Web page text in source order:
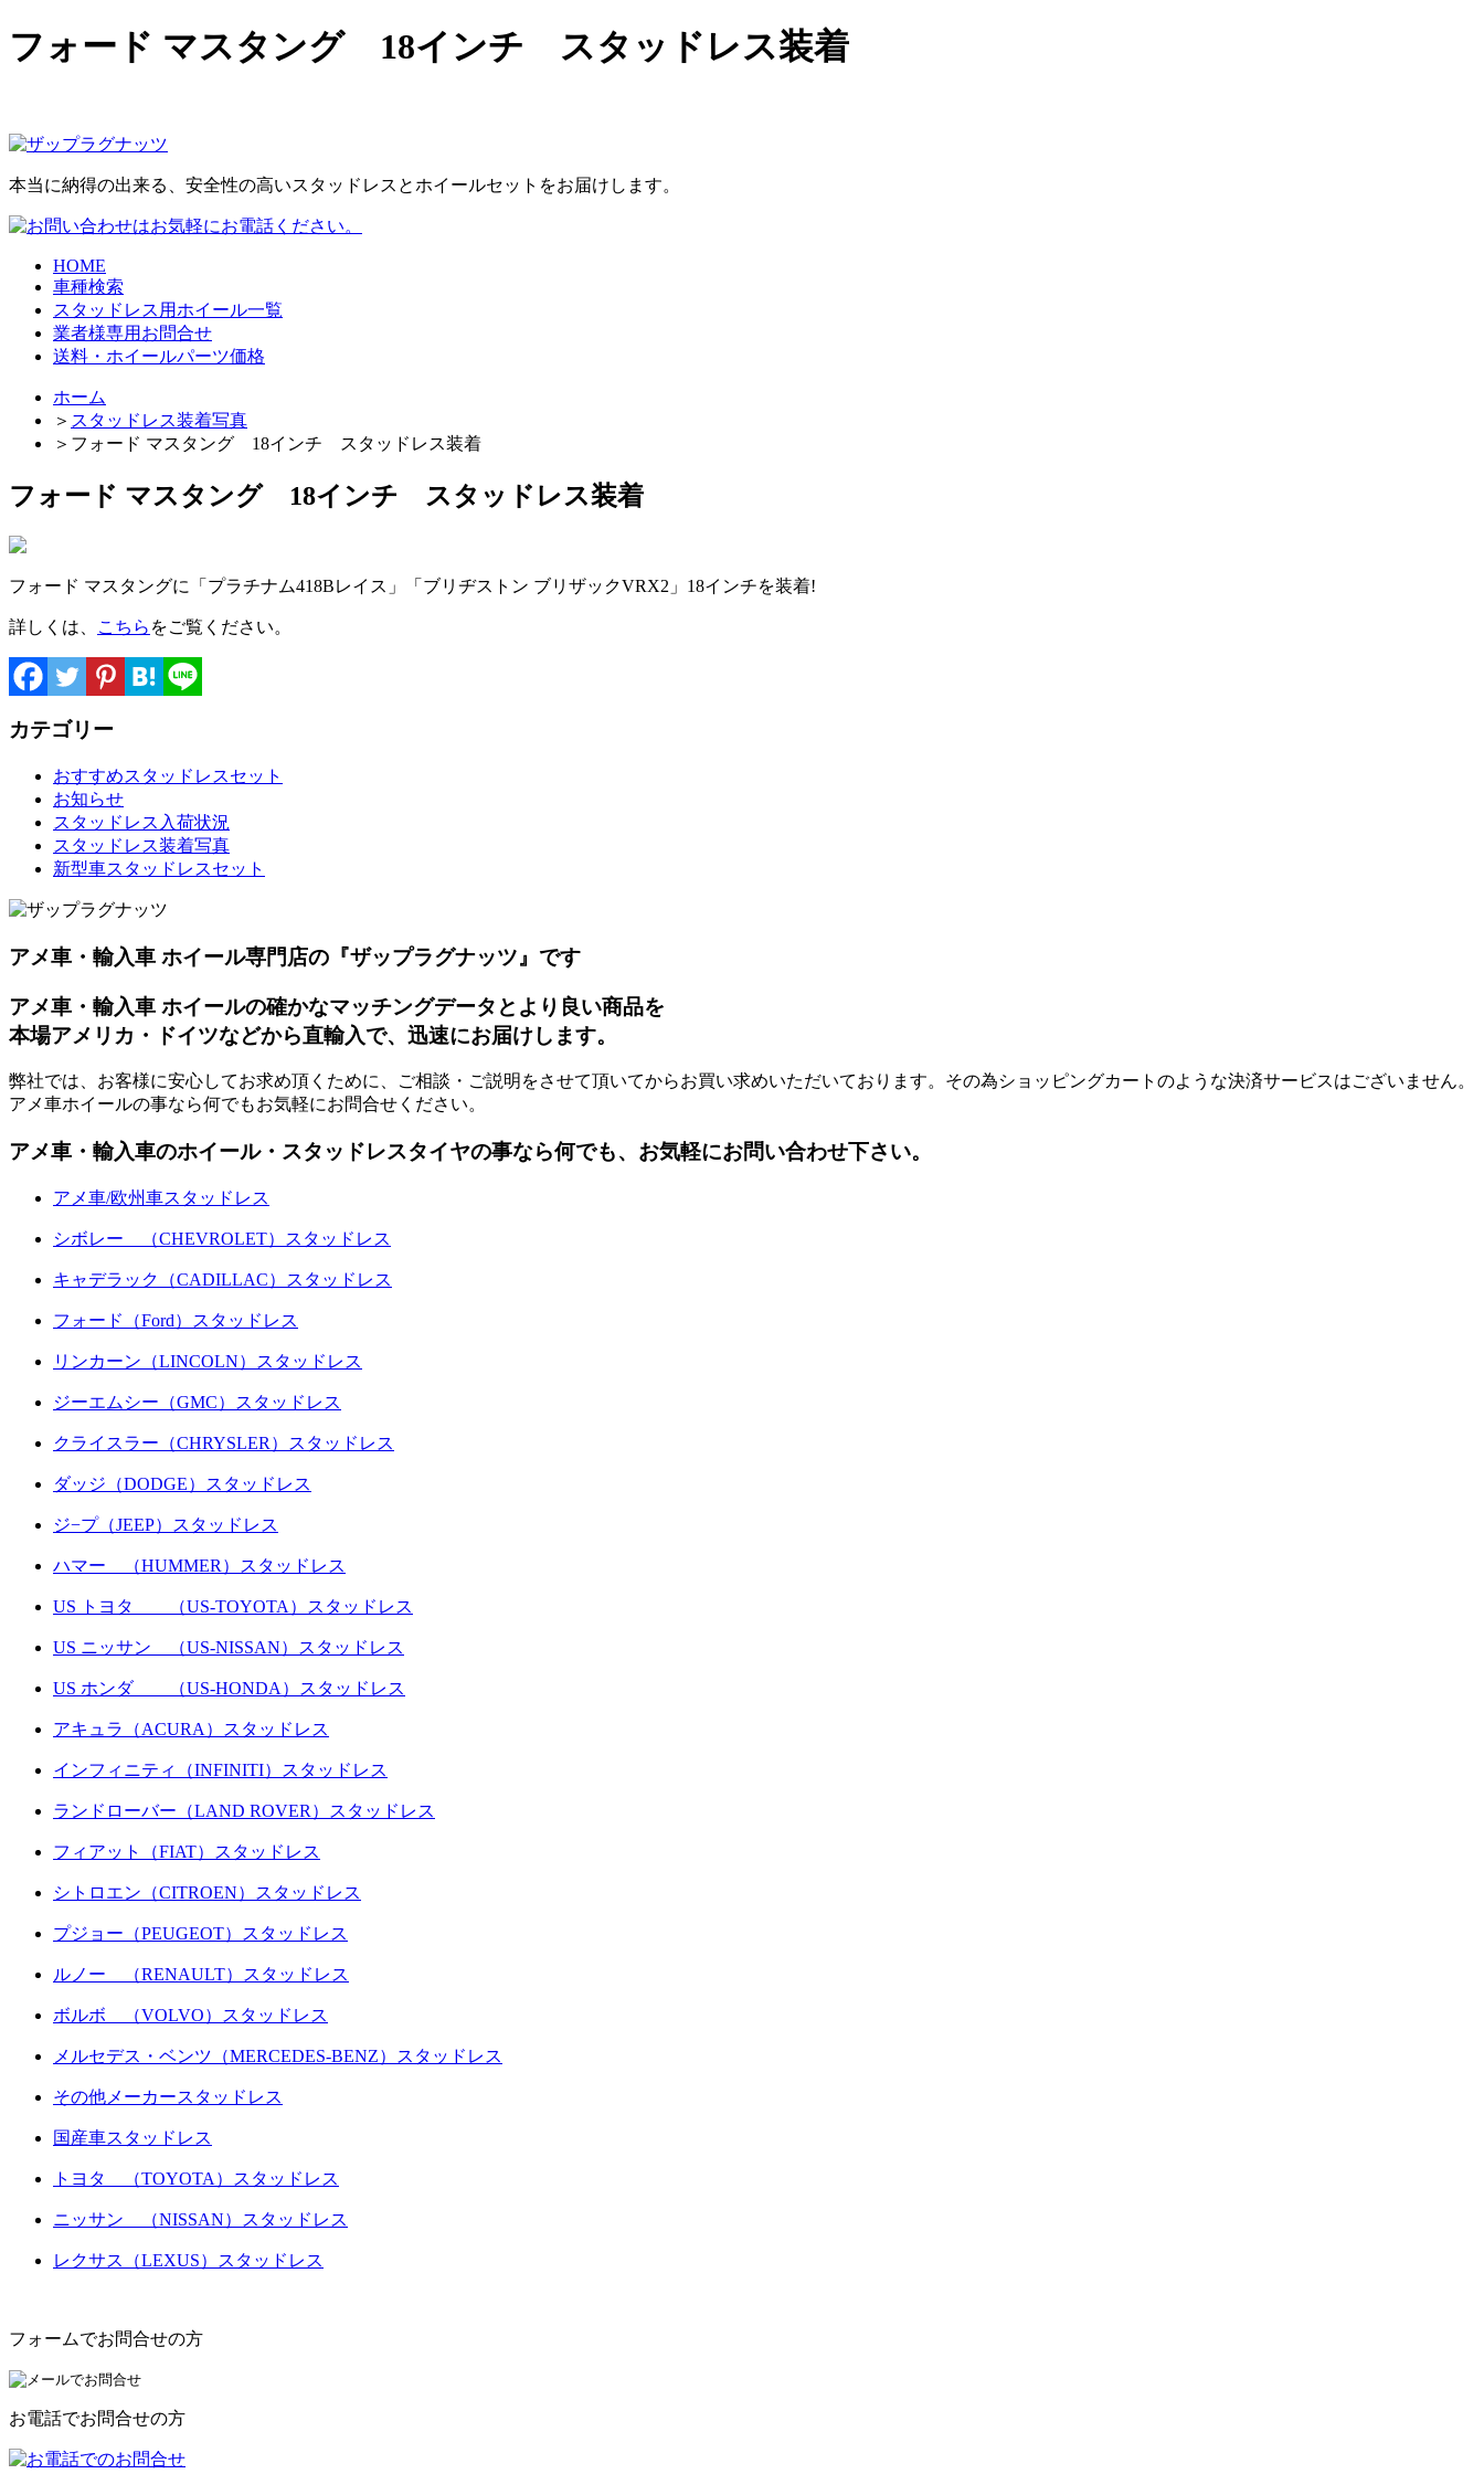
フォード マスタング 18インチ スタッドレス装着
本当に納得の出来る、安全性の高いスタッドレスとホイールセットをお届けします。
HOME
車種検索
スタッドレス用ホイール一覧
業者様専用お問合せ
送料・ホイールパーツ価格
ホーム
＞ スタッドレス装着写真
＞ フォード マスタング 18インチ スタッドレス装着
フォード マスタング 18インチ スタッドレス装着
フォード マスタングに「プラチナム418Bレイス」「ブリヂストン ブリザックVRX2」18インチを装着!
詳しくは、 こちら をご覧ください。
カテゴリー
おすすめスタッドレスセット
お知らせ
スタッドレス入荷状況
スタッドレス装着写真
新型車スタッドレスセット
アメ車・輸入車 ホイール専門店の『ザップラグナッツ』です
アメ車・輸入車 ホイールの確かなマッチングデータとより良い商品を
本場アメリカ・ドイツなどから直輸入で、迅速にお届けします。
弊社では、お客様に安心してお求め頂くために、ご相談・ご説明をさせて頂いてからお買い求めいただいております。その為ショッピングカートのような決済サービスはございません。
アメ車ホイールの事なら何でもお気軽にお問合せください。
アメ車・輸入車のホイール・スタッドレスタイヤの事なら何でも、お気軽にお問い合わせ下さい。
アメ車/欧州車スタッドレス
シボレー （CHEVROLET）スタッドレス
キャデラック（CADILLAC）スタッドレス
フォード（Ford）スタッドレス
リンカーン（LINCOLN）スタッドレス
ジーエムシー（GMC）スタッドレス
クライスラー（CHRYSLER）スタッドレス
ダッジ（DODGE）スタッドレス
ジ−プ（JEEP）スタッドレス
ハマー （HUMMER）スタッドレス
US トヨタ （US-TOYOTA）スタッドレス
US ニッサン （US-NISSAN）スタッドレス
US ホンダ （US-HONDA）スタッドレス
アキュラ（ACURA）スタッドレス
インフィニティ（INFINITI）スタッドレス
ランドローバー（LAND ROVER）スタッドレス
フィアット（FIAT）スタッドレス
シトロエン（CITROEN）スタッドレス
プジョー（PEUGEOT）スタッドレス
ルノー （RENAULT）スタッドレス
ボルボ （VOLVO）スタッドレス
メルセデス・ベンツ（MERCEDES-BENZ）スタッドレス
その他メーカースタッドレス
国産車スタッドレス
トヨタ （TOYOTA）スタッドレス
ニッサン （NISSAN）スタッドレス
レクサス（LEXUS）スタッドレス
フォームでお問合せの方
お電話でお問合せの方